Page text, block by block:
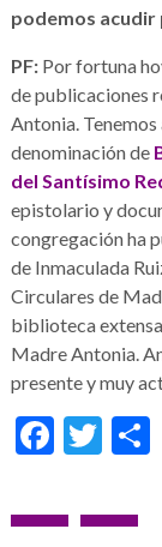
podemos acudir
PF:Por fortuna
de publicaciones
Antonia.
denominación de
del Santísimo
epistolario y
congregación ha
de Inmaculada
Circulares de
biblioteca
Madre Antonia.
presente y muy
Navegación
NOTICIA